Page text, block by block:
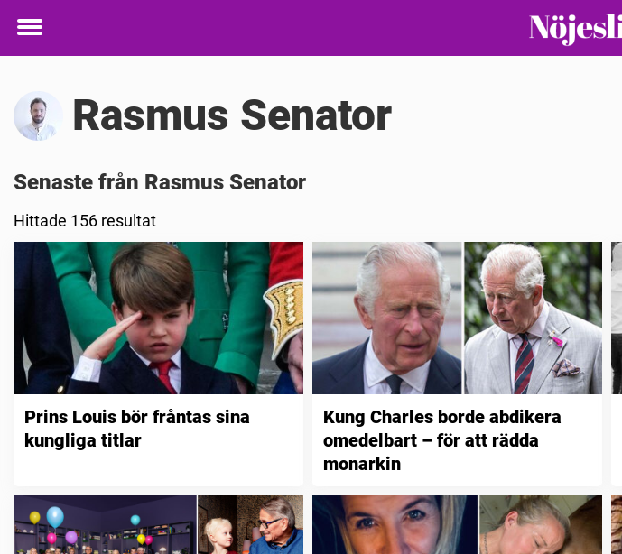
Toggle
Rasmus Senator
Senaste från Rasmus Senator
Hittade 156 resultat
Prins Louis bör fråntas sina
kungliga titlar
Kung Charles borde abdikera
omedelbart – för att rädda
monarkin